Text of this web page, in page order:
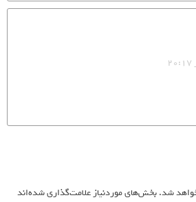
شد.بخش‌های موردنیاز علامت‌گذاری شده‌اند